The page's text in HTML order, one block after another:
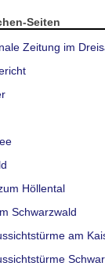
Seiten
Zeitung im
Höllental
Schwarzwald
am